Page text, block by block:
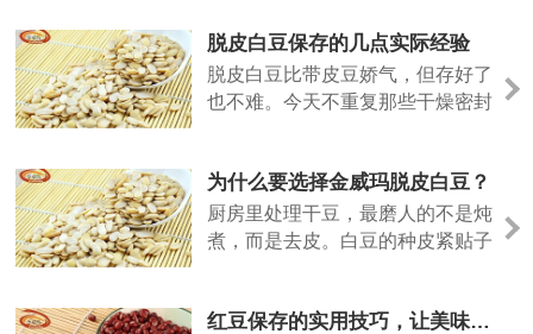
脱皮白豆保存的几点实际经验
脱皮白豆比带皮豆娇气，但存好了
也不难。今天不重复那些干燥密封
为什么要选择金威玛脱皮白豆？
厨房里处理干豆，最磨人的不是炖
煮，而是去皮。白豆的种皮紧贴子
豆，就是把这道工序留在工厂，让
红豆保存的实用技巧，让美味更长久